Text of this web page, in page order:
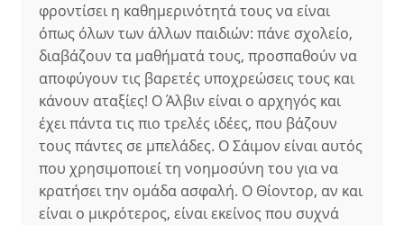
φροντίσει η καθημερινότητά τους να είναι
όπως όλων των άλλων παιδιών: πάνε σχολείο,
διαβάζουν τα μαθήματά τους, προσπαθούν να
αποφύγουν τις βαρετές υποχρεώσεις τους και
κάνουν αταξίες! Ο Άλβιν είναι ο αρχηγός και
έχει πάντα τις πιο τρελές ιδέες, που βάζουν
τους πάντες σε μπελάδες. Ο Σάιμον είναι αυτός
που χρησιμοποιεί τη νοημοσύνη του για να
κρατήσει την ομάδα ασφαλή. Ο Θίοντορ, αν και
είναι ο μικρότερος, είναι εκείνος που συχνά